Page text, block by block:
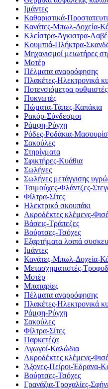
Ιμάντες
Καθαριστικά-
Κανάτες-Μπωλ-Δοχεία-
Κλείστρα-Άγκιστρα-
Κουμπιά-Πλήκτρα-
Μηχανισμοί μειωτήρες
Μοτέρ
Πέλματα αναρρόφησης
Πλακέτες-Ηλεκτρονικά
Ποτενσιόμετρα ρυθμιστές
Πυκνωτές
Πώματα-Τάπες-Καπάκια
Ρακόρ-Σύνδεσμοι
Ράμφη-Ρύγχη
Ρόδες-Ροδάκια-
Σακούλες
Στηρίγματα
Σφικτήρες-Κυάθια
Σωλήνες
Σωλήνες μετάγγισης
Τσιμούχες-Φλάντζες-
Φίλτρα-Σίτες
Ηλεκτρικό σκουπάκι
Ακροδέκτες κλέμενς-
Βάσεις-Τράπεζες
Βούρτσες-Τσόχες
Εξαρτήματα λοιπά
Ιμάντες
Κανάτες-Μπωλ-Δοχεία-
Μετασχηματιστές-
Μοτέρ
Μπαταρίες
Πέλματα αναρρόφησης
Πλακέτες-Ηλεκτρονικά
Ράμφη-Ρύγχη
Σακούλες
Φίλτρα-Σίτες
Παρκετέζα
Αγωγοί-Καλώδια
Ακροδέκτες κλέμενς-
Άξονες-Πείροι-Έδρανα-
Βούρτσες-Τσόχες
Γρανάζια-Τροχαλίες-